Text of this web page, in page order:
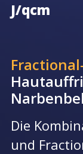
J/qcm
Die
und